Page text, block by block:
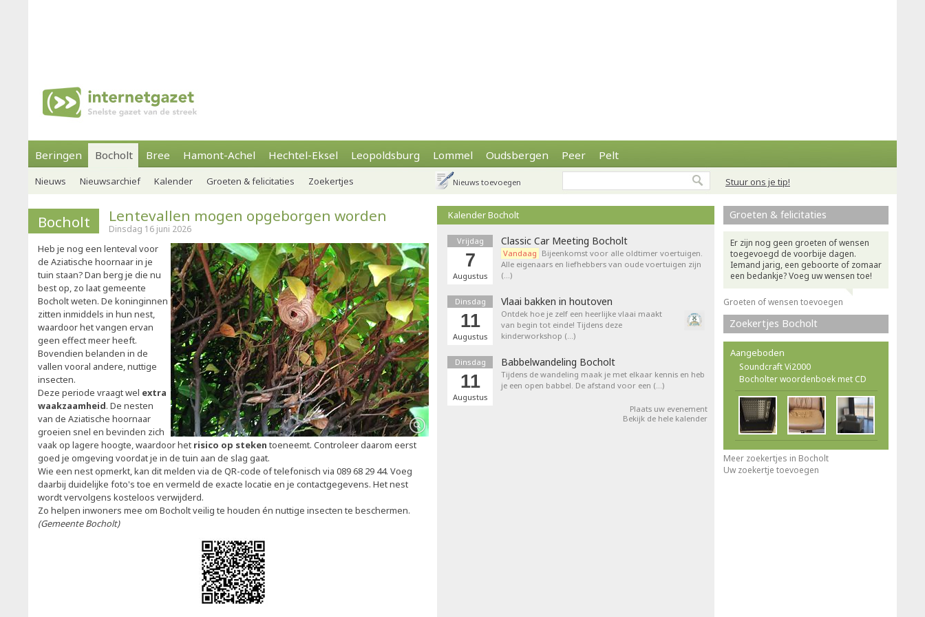
Beringen Bocholt Bree Hamont-Achel Hechtel-Eksel Leopoldsburg Lommel Oudsbergen Peer Pelt
Stuur ons je tip!
Nieuws Nieuwsarchief Kalender Groeten & felicitaties Zoekertjes Nieuws toevoegen
Bocholt Lentevallen mogen opgeborgen worden
Dinsdag 16 juni 2026
Heb je nog een lenteval voor
de Aziatische hoornaar in je
tuin staan? Dan berg je die nu
best op, zo laat gemeente
Bocholt weten. De koninginnen
zitten inmiddels in hun nest,
waardoor het vangen ervan
geen effect meer heeft.
Bovendien belanden in de
vallen vooral andere, nuttige
insecten.
Deze periode vraagt wel extra
waakzaamheid. De nesten
van de Aziatische hoornaar
groeien snel en bevinden zich
vaak op lagere hoogte, waardoor het risico op steken toeneemt. Controleer daarom eerst
goed je omgeving voordat je in de tuin aan de slag gaat.
Wie een nest opmerkt, kan dit melden via de QR-code of telefonisch via 089 68 29 44. Voeg
daarbij duidelijke foto's toe en vermeld de exacte locatie en je contactgegevens. Het nest
wordt vervolgens kosteloos verwijderd.
Zo helpen inwoners mee om Bocholt veilig te houden én nuttige insecten te beschermen.
(Gemeente Bocholt)
Kalender Bocholt
Vrijdag
7
Augustus
Classic Car Meeting Bocholt
Vandaag Bijeenkomst voor alle oldtimer voertuigen.
Alle eigenaars en liefhebbers van oude voertuigen zijn
(…)
Dinsdag
11
Augustus
Vlaai bakken in houtoven
Ontdek hoe je zelf een heerlijke vlaai maakt
van begin tot einde! Tijdens deze
kinderworkshop (…)
Dinsdag
11
Augustus
Babbelwandeling Bocholt
Tijdens de wandeling maak je met elkaar kennis en heb
je een open babbel. De afstand voor een (…)
Plaats uw evenement
Bekijk de hele kalender
Groeten & felicitaties
Er zijn nog geen groeten of wensen
toegevoegd de voorbije dagen.
Iemand jarig, een geboorte of zomaar
een bedankje? Voeg uw wensen toe!
Groeten of wensen toevoegen
Zoekertjes Bocholt
Aangeboden
Soundcraft Vi2000
Bocholter woordenboek met CD
Meer zoekertjes in Bocholt
Uw zoekertje toevoegen